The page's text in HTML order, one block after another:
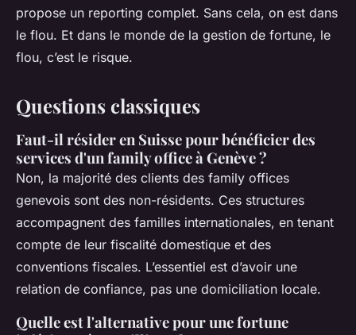
propose un reporting complet. Sans cela, on est dans
le flou. Et dans le monde de la gestion de fortune, le
flou, c’est le risque.
Questions classiques
Faut-il résider en Suisse pour bénéficier des
services d'un family office à Genève ?
Non, la majorité des clients des family offices
genevois sont des non-résidents. Ces structures
accompagnent des familles internationales, en tenant
compte de leur fiscalité domestique et des
conventions fiscales. L’essentiel est d’avoir une
relation de confiance, pas une domiciliation locale.
Quelle est l'alternative pour une fortune